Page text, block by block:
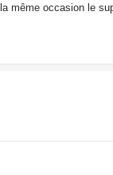
même occasion le